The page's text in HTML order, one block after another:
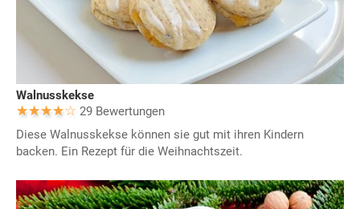
Walnusskekse
29 Bewertungen
Diese Walnusskekse können sie gut mit ihren Kindern
backen. Ein Rezept für die Weihnachtszeit.